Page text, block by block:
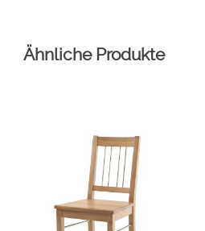
Ähnliche Produkte